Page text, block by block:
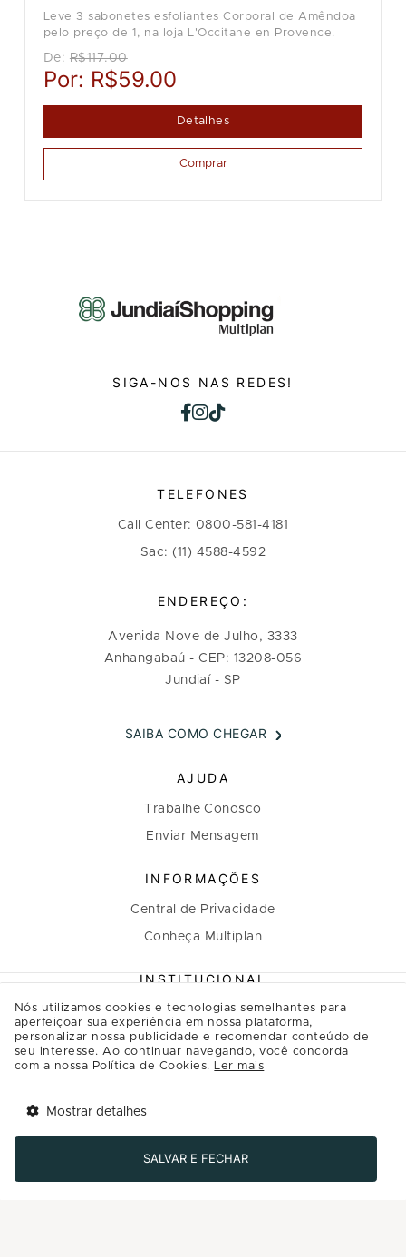
Leve 3 sabonetes esfoliantes Corporal de Amêndoa
pelo preço de 1, na loja L'Occitane en Provence.
De: R$117.00
Por: R$59.00
Detalhes
Comprar
SIGA-NOS NAS REDES!
TELEFONES
Call Center: 0800-581-4181
Sac: (11) 4588-4592
ENDEREÇO:
Avenida Nove de Julho, 3333
Anhangabaú - CEP: 13208-056
Jundiaí - SP
SAIBA COMO CHEGAR
AJUDA
Trabalhe Conosco
Enviar Mensagem
INFORMAÇÕES
Central de Privacidade
Conheça Multiplan
INSTITUCIONAL
A Multiplan
Inovação
Sustentabilidade
Nós utilizamos cookies e tecnologias semelhantes para
aperfeiçoar sua experiência em nossa plataforma,
personalizar nossa publicidade e recomendar conteúdo de
seu interesse. Ao continuar navegando, você concorda
com a nossa Política de Cookies. Ler mais
Mostrar detalhes
SALVAR E FECHAR
Baixe agora o app Multi
Abrir